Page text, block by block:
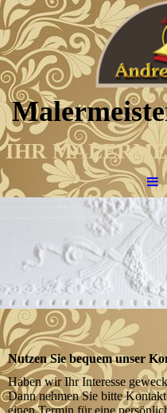
IHR
Nutzen Sie bequem unser
Haben wir Ihr Interesse
Dann nehmen Sie bitte